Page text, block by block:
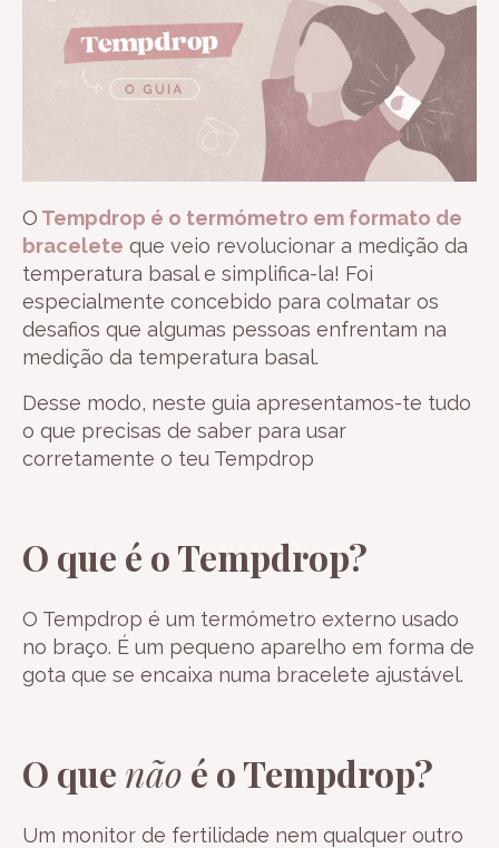
O Tempdrop é o termómetro em formato de
bracelete que veio revolucionar a medição da
temperatura basal e simplifica-la! Foi
especialmente concebido para colmatar os
desafios que algumas pessoas enfrentam na
medição da temperatura basal.
Desse modo, neste guia apresentamos-te tudo
o que precisas de saber para usar
corretamente o teu Tempdrop
O que é o Tempdrop?
O Tempdrop é um termómetro externo usado
no braço. É um pequeno aparelho em forma de
gota que se encaixa numa bracelete ajustável.
O que não é o Tempdrop?
Um monitor de fertilidade nem qualquer outro